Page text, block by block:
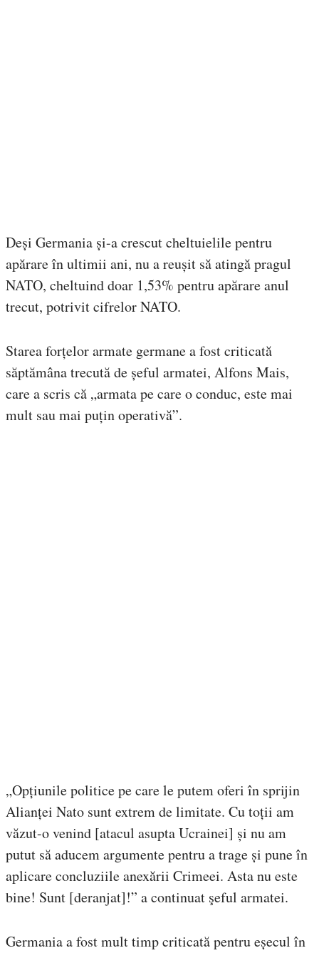
Deși Germania și-a crescut cheltuielile pentru
apărare în ultimii ani, nu a reușit să atingă pragul
NATO, cheltuind doar 1,53% pentru apărare anul
trecut, potrivit cifrelor NATO.
Starea forțelor armate germane a fost criticată
săptămâna trecută de șeful armatei, Alfons Mais,
care a scris că „armata pe care o conduc, este mai
mult sau mai puțin operativă”.
„Opțiunile politice pe care le putem oferi în sprijin
Alianței Nato sunt extrem de limitate. Cu toții am
văzut-o venind [atacul asupta Ucrainei] și nu am
putut să aducem argumente pentru a trage și pune în
aplicare concluziile anexării Crimeei. Asta nu este
bine! Sunt [deranjat]!” a continuat şeful armatei.
Germania a fost mult timp criticată pentru eșecul în